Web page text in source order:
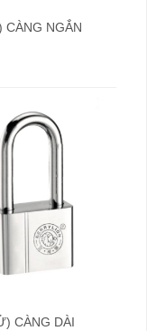
CÀNG NGẮN
CÀNG DÀI